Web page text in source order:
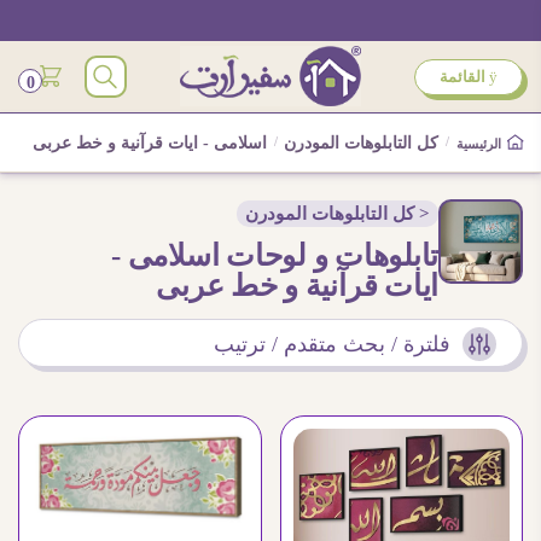
ÿ القائمة 0
الرئيسية / كل التابلوهات المودرن / اسلامى - ايات قرآنية و خط عربى
< كل التابلوهات المودرن
تابلوهات و لوحات اسلامى -
ايات قرآنية و خط عربى
فلترة / بحث متقدم / ترتيب